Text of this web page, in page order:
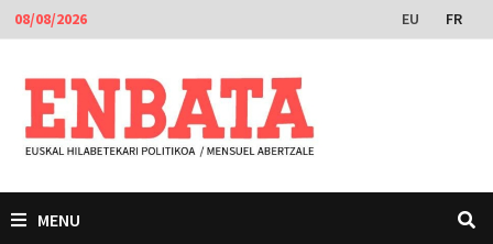
Passer
au
contenu
08/08/2026 EU FR
MENU